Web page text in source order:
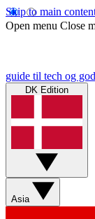
Skip to main
Open menu Close
guide til tech og
DK Edition
Asia